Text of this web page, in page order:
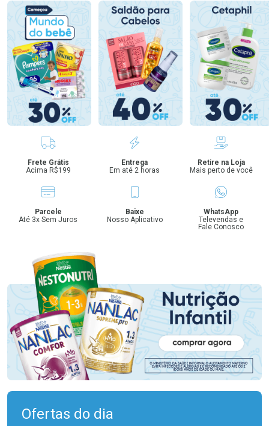
Benefícios
Frete Grátis
Acima R$199
Entrega
Em até 2 horas
Retire na Loja
Mais perto de você
Parcele
Até 3x Sem Juros
Baixe
Nosso Aplicativo
WhatsApp
Televendas e
Fale Conosco
Ofertas do dia